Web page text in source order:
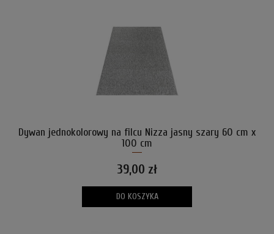
Dywan jednokolorowy na filcu Nizza jasny szary 60 cm x
100 cm
39,00 zł
DO KOSZYKA